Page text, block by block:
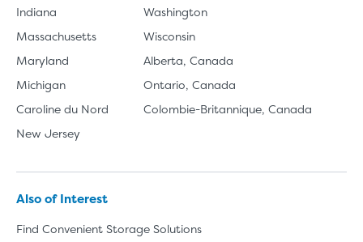
Indiana
Massachusetts
Maryland
Michigan
Caroline du Nord
New Jersey
Washington
Wisconsin
Alberta, Canada
Ontario, Canada
Colombie-Britannique, Canada
Also of Interest
Find Convenient Storage Solutions